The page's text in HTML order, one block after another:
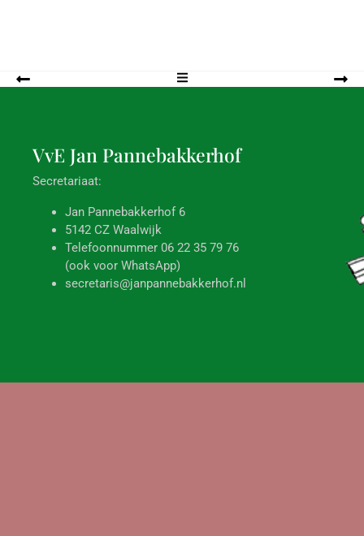
VvE Jan Pannebakkerhof
Secretariaat:
Jan Pannebakkerhof 6
5142 CZ Waalwijk
Telefoonnummer 06 22 35 79 76
(ook voor WhatsApp)
secretaris@janpannebakkerhof.nl